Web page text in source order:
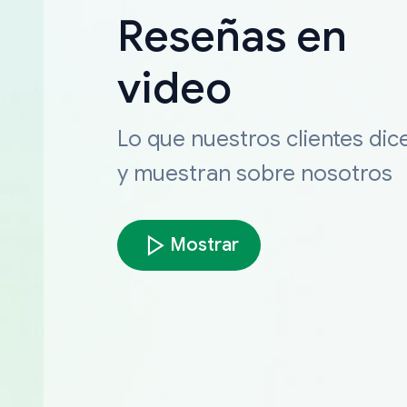
Reseñas en
video
Lo que nuestros clientes
y muestran sobre nosotros
Mostrar